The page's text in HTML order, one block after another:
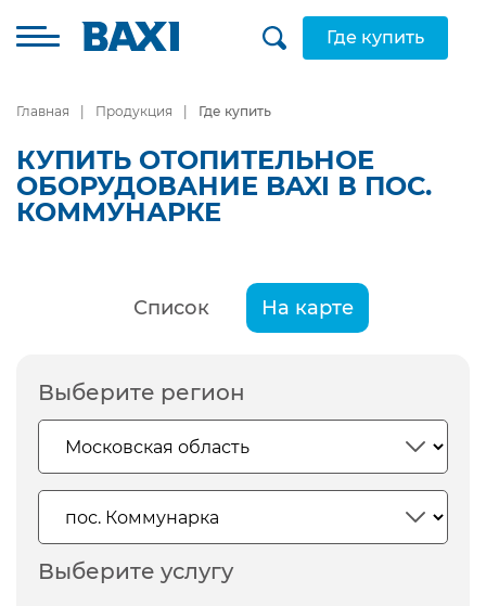
Где купить
Главная Продукция Где купить
КУПИТЬ ОТОПИТЕЛЬНОЕ
ОБОРУДОВАНИЕ BAXI В ПОС.
КОММУНАРКЕ
Список На карте
Выберите регион
Выберите услугу